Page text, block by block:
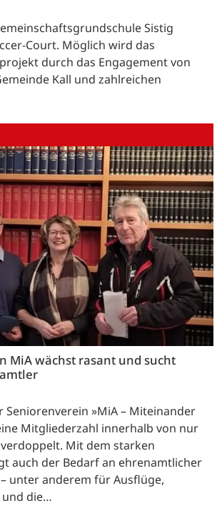
Sistig
Court. Möglich wird das
durch das Engagement von
Kall und zahlreichen
MiA wächst rasant und sucht
Seniorenverein »MiA – Miteinander
Mitgliederzahl innerhalb von nur
Mit dem starken
auch der Bedarf an ehrenamtlicher
unter anderem für Ausflüge,
die…